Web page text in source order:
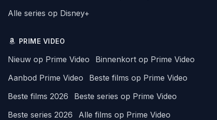
Alle series op Disney+
PRIME VIDEO
Nieuw op Prime Video
Binnenkort op Prime Video
Aanbod Prime Video
Beste films op Prime Video
Beste films 2026
Beste series op Prime Video
Beste series 2026
Alle films op Prime Video